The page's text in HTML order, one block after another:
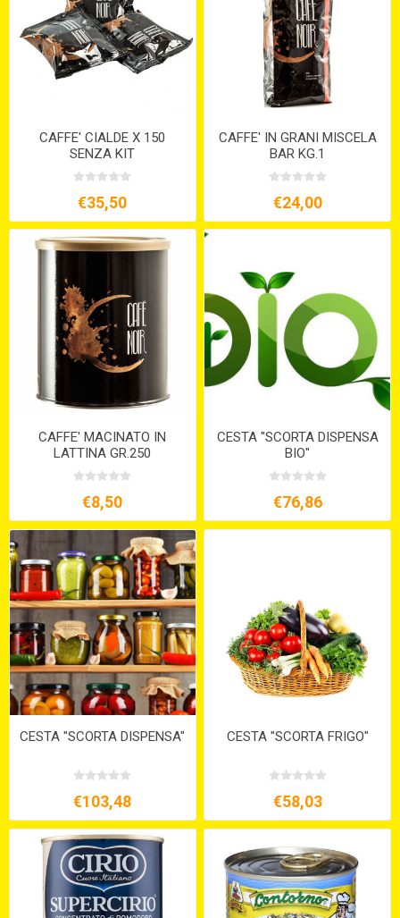
CAFFE' CIALDE X 150
SENZA KIT
€35,50
CAFFE' IN GRANI MISCELA
BAR KG.1
€24,00
CAFFE' MACINATO IN
LATTINA GR.250
€8,50
CESTA "SCORTA DISPENSA
BIO"
€76,86
CESTA "SCORTA DISPENSA"
€103,48
CESTA "SCORTA FRIGO"
€58,03